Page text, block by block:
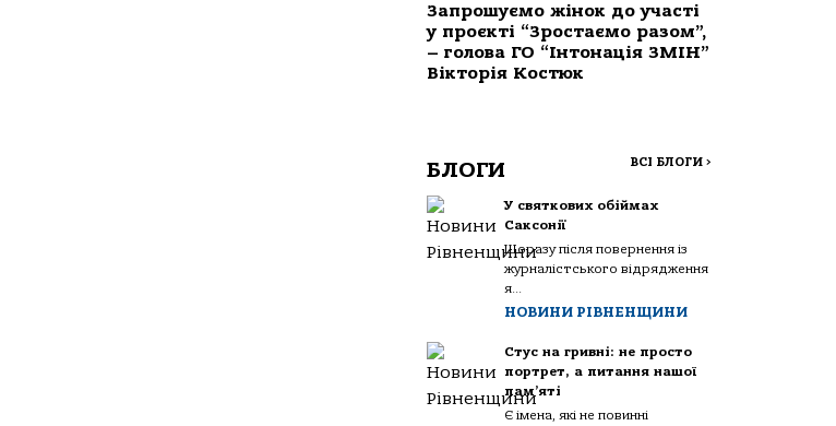
Запрошуємо жінок до участі
у проєкті “Зростаємо разом”,
– голова ГО “Інтонація ЗМІН”
Вікторія Костюк
БЛОГИ ВСІ БЛОГИ >
У святкових обіймах
Саксонії
Щоразу після повернення із
журналістського відрядження
я...
НОВИНИ РІВНЕНЩИНИ
Стус на гривні: не просто
портрет, а питання нашої
пам’яті
Є імена, які не повинні